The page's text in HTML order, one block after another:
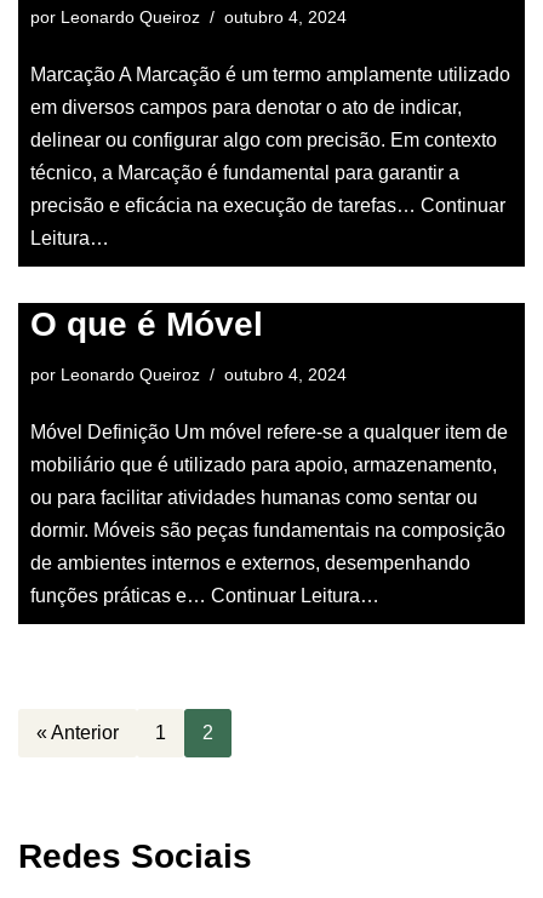
por Leonardo Queiroz outubro 4, 2024
Marcação A Marcação é um termo amplamente utilizado
em diversos campos para denotar o ato de indicar,
delinear ou configurar algo com precisão. Em contexto
técnico, a Marcação é fundamental para garantir a
precisão e eficácia na execução de tarefas… Continuar
Leitura…
O que é Móvel
por Leonardo Queiroz outubro 4, 2024
Móvel Definição Um móvel refere-se a qualquer item de
mobiliário que é utilizado para apoio, armazenamento,
ou para facilitar atividades humanas como sentar ou
dormir. Móveis são peças fundamentais na composição
de ambientes internos e externos, desempenhando
funções práticas e… Continuar Leitura…
« Anterior 1 2
Redes Sociais